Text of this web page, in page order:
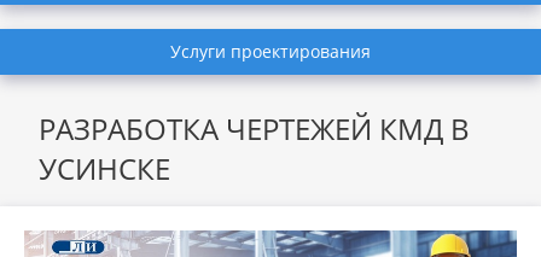
Услуги проектирования
РАЗРАБОТКА ЧЕРТЕЖЕЙ КМД В
УСИНСКЕ